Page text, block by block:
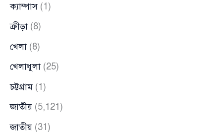
ক্যাম্পাস(1)
ক্রীড়া (8)
খেলা (8)
খেলাধুলা (25)
চট্টগ্রাম (1)
জাতীয় (5,121)
জাতীয় (31)